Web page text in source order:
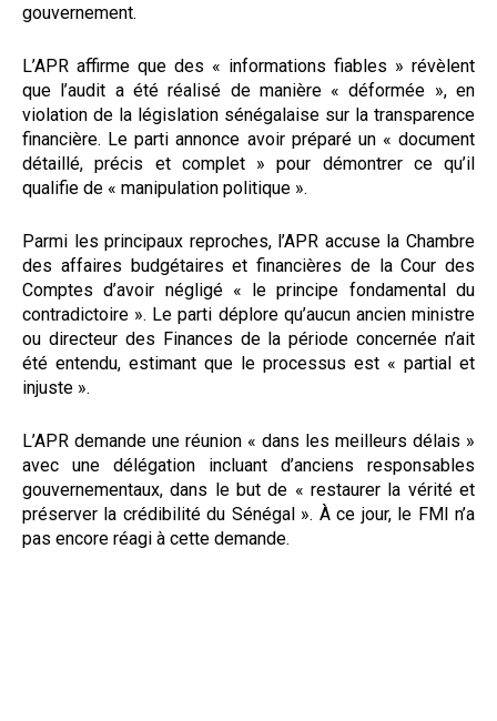
gouvernement.
L’APR affirme que des « informations fiables » révèlent
que l’audit a été réalisé de manière « déformée », en
violation de la législation sénégalaise sur la transparence
financière. Le parti annonce avoir préparé un « document
détaillé, précis et complet » pour démontrer ce qu’il
qualifie de « manipulation politique ».
Parmi les principaux reproches, l’APR accuse la Chambre
des affaires budgétaires et financières de la Cour des
Comptes d’avoir négligé « le principe fondamental du
contradictoire ». Le parti déplore qu’aucun ancien ministre
ou directeur des Finances de la période concernée n’ait
été entendu, estimant que le processus est « partial et
injuste ».
L’APR demande une réunion « dans les meilleurs délais »
avec une délégation incluant d’anciens responsables
gouvernementaux, dans le but de « restaurer la vérité et
préserver la crédibilité du Sénégal ». À ce jour, le FMI n’a
pas encore réagi à cette demande.